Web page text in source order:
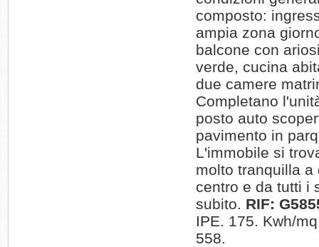
composto:
ampia zona
balcone con
verde, cucina
due camere
Completano
posto auto
pavimento in
L'immobile si
molto tranquilla a
centro e da tutti i
subito. RIF:
IPE. 175. Kwh/
558.